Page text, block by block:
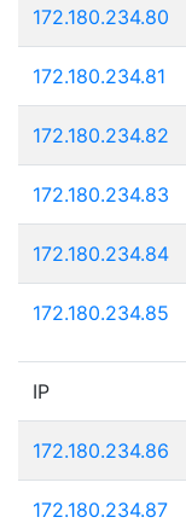
172.180.234.80
172.180.234.81
172.180.234.82
172.180.234.83
172.180.234.84
172.180.234.85
IP
172.180.234.86
172.180.234.87